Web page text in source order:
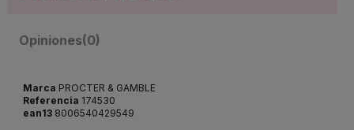
Opiniones(0)
Marca PROCTER & GAMBLE
Referencia 174530
ean13 8006540429549